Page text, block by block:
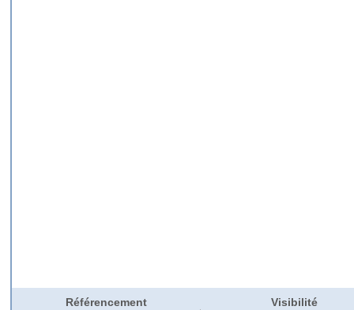
Référencement Visibilité